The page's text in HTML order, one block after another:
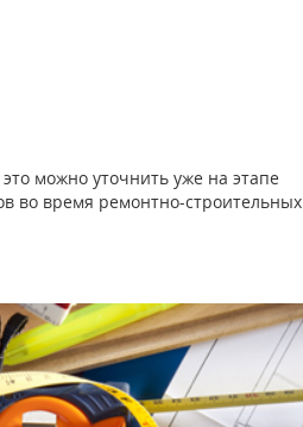
можно уточнить уже на этапе
во время ремонтно-строительных